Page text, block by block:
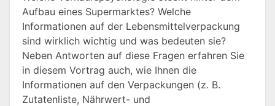
Aufbau eines Supermarktes? Welche
Informationen auf der Lebensmittelverpackung
sind wirklich wichtig und was bedeuten sie?
Neben Antworten auf diese Fragen erfahren Sie
in diesem Vortrag auch, wie Ihnen die
Informationen auf den Verpackungen (z. B.
Zutatenliste, Nährwert- und